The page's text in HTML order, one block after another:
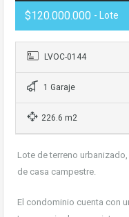
$120.000.000 - Lote
LVOC-0144
1 Garaje
226.6 m2
Lote de terreno
de casa campestre.
El condominio cuenta con